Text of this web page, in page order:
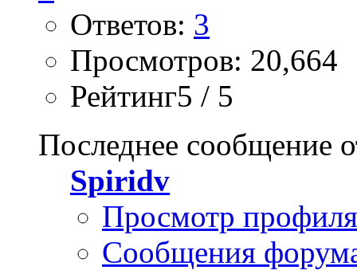
Ответов: 3
Просмотров: 20,664
Рейтинг5 / 5
Последнее сообщение
Spiridv
Просмотр профиля
Сообщения